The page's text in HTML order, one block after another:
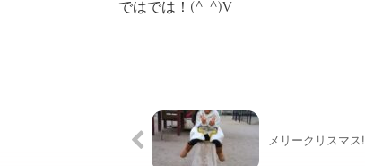
ではでは！(^_^)v
メリークリスマス!